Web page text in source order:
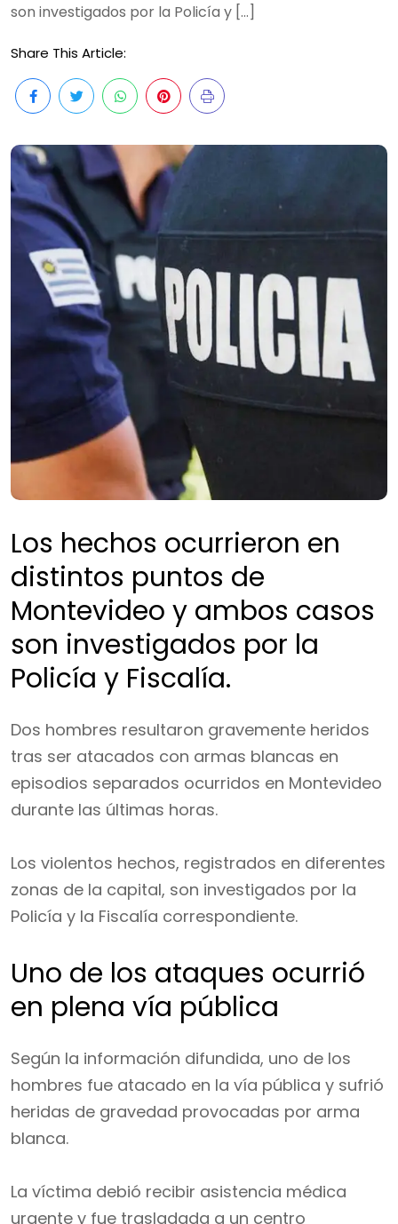
son investigados por la Policía y […]
Share This Article:
Los hechos ocurrieron en
distintos puntos de
Montevideo y ambos casos
son investigados por la
Policía y Fiscalía.
Dos hombres resultaron gravemente heridos
tras ser atacados con armas blancas en
episodios separados ocurridos en Montevideo
durante las últimas horas.
Los violentos hechos, registrados en diferentes
zonas de la capital, son investigados por la
Policía y la Fiscalía correspondiente.
Uno de los ataques ocurrió
en plena vía pública
Según la información difundida, uno de los
hombres fue atacado en la vía pública y sufrió
heridas de gravedad provocadas por arma
blanca.
La víctima debió recibir asistencia médica
urgente y fue trasladada a un centro